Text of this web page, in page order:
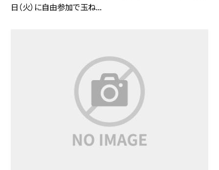
日（火）に自由参加で玉ね...